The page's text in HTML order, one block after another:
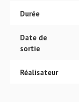
Durée
Date de
sortie
Réalisateur